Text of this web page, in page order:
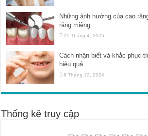
Những ảnh hưởng của cao
răng miệng
21 Tháng 4, 2025
Cách nhận biết và khắc phục
hiệu quả
6 Tháng 12, 2024
Thống kê truy cập